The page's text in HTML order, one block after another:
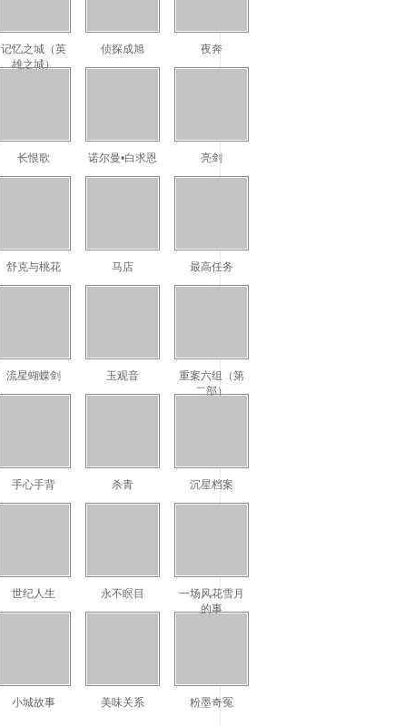
记忆之城（英
雄之城）
侦探成旭 夜奔
长恨歌 诺尔曼•白求恩 亮剑
舒克与桃花 马店 最高任务
流星蝴蝶剑 玉观音
重案六组（第
二部）
手心手背 杀青 沉星档案
世纪人生 永不瞑目
一场风花雪月
的事
小城故事 美味关系 粉墨奇冤